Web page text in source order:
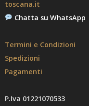
toscana.it
Chatta su WhatsApp
Termini e Condizioni
Spedizioni
Pagamenti
P.Iva 01221070533